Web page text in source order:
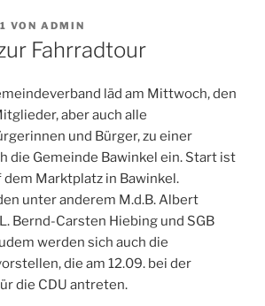
VON ADMIN
Fahrradtour
läd am Mittwoch, den
aber auch alle
und Bürger, zu einer
die Gemeinde Bawinkel ein. Start ist
dem Marktplatz in Bawinkel.
unter anderem M.d.B. Albert
Bernd-Carsten Hiebing und SGB
werden sich auch die
die am 12.09. bei der
die CDU antreten.